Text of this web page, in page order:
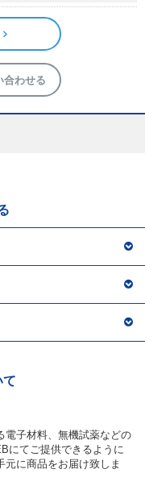
合わせる
て
電子材料、無機試薬などの
にてご提供できるように
に商品をお届け致しま